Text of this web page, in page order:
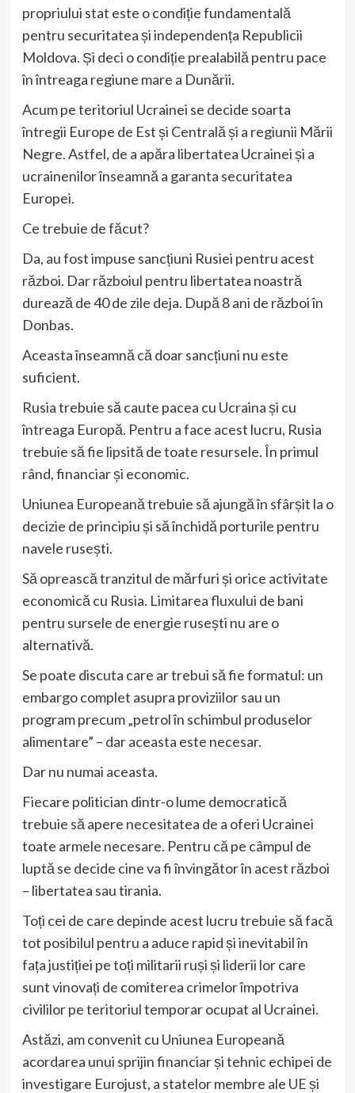
propriului stat este o condiție fundamentală
pentru securitatea și independența Republicii
Moldova. Și deci o condiție prealabilă pentru pace
în întreaga regiune mare a Dunării.
Acum pe teritoriul Ucrainei se decide soarta
întregii Europe de Est și Centrală și a regiunii Mării
Negre. Astfel, de a apăra libertatea Ucrainei și a
ucrainenilor înseamnă a garanta securitatea
Europei.
Ce trebuie de făcut?
Da, au fost impuse sancțiuni Rusiei pentru acest
război. Dar războiul pentru libertatea noastră
durează de 40 de zile deja. După 8 ani de război în
Donbas.
Aceasta înseamnă că doar sancțiuni nu este
suficient.
Rusia trebuie să caute pacea cu Ucraina și cu
întreaga Europă. Pentru a face acest lucru, Rusia
trebuie să fie lipsită de toate resursele. În primul
rând, financiar și economic.
Uniunea Europeană trebuie să ajungă în sfârșit la o
decizie de principiu și să închidă porturile pentru
navele rusești.
Să oprească tranzitul de mărfuri și orice activitate
economică cu Rusia. Limitarea fluxului de bani
pentru sursele de energie rusești nu are o
alternativă.
Se poate discuta care ar trebui să fie formatul: un
embargo complet asupra proviziilor sau un
program precum „petrol în schimbul produselor
alimentare” – dar aceasta este necesar.
Dar nu numai aceasta.
Fiecare politician dintr-o lume democratică
trebuie să apere necesitatea de a oferi Ucrainei
toate armele necesare. Pentru că pe câmpul de
luptă se decide cine va fi învingător în acest război
– libertatea sau tirania.
Toți cei de care depinde acest lucru trebuie să facă
tot posibilul pentru a aduce rapid și inevitabil în
fața justiției pe toți militarii ruși și liderii lor care
sunt vinovați de comiterea crimelor împotriva
civililor pe teritoriul temporar ocupat al Ucrainei.
Astăzi, am convenit cu Uniunea Europeană
acordarea unui sprijin financiar și tehnic echipei de
investigare Eurojust, a statelor membre ale UE și